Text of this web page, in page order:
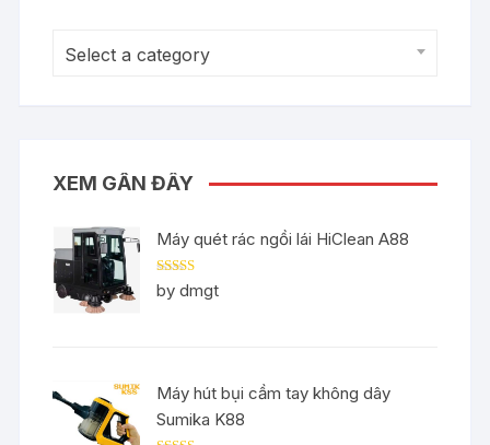
Select a category
XEM GẦN ĐÂY
Máy quét rác ngồi lái HiClean A88
Rated5out
of 5
by dmgt
Máy hút bụi cầm tay không dây
Sumika K88